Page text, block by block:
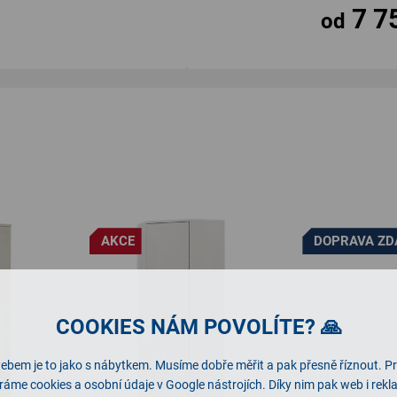
COOKIES NÁM POVOLÍTE? 🙏
je to jako s nábytkem. Musíme dobře měřit a pak přesně říznout.
cookies a osobní údaje v Google nástrojích. Díky nim pak web i
od 7
AKCE DOPRAVA